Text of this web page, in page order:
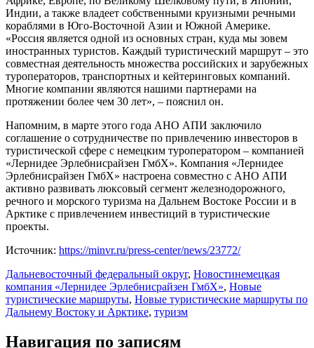
Индии, а также владеет собственными круизными речными
кораблями в Юго-Восточной Азии и Южной Америке.
«Россия является одной из основных стран, куда мы зовем
иностранных туристов. Каждый туристический маршрут – это
совместная деятельность множества российских и зарубежных
туроператоров, транспортных и кейтеринговых компаний.
Многие компании являются нашими партнерами на
протяжении более чем 30 лет», – пояснил он.
Напомним, в марте этого года АНО АПИ заключило
соглашение о сотрудничестве по привлечению инвесторов в
туристической сфере с немецким туроператором – компанией
«Лернидее Эрлебнисрайзен ГмбХ». Компания «Лернидее
Эрлебнисрайзен ГмбХ» настроена совместно с АНО АПИ
активно развивать люксовый сегмент железнодорожного,
речного и морского туризма на Дальнем Востоке России и в
Арктике с привлечением инвестиций в туристические
проекты.
Источник: https://minvr.ru/press-center/news/23772/
Дальневосточный федеральный округ, Новостинемецкая
компания «Лернидее Эрлебнисрайзен ГмбХ», Новые
туристические маршруты, Новые туристические маршруты по
Дальнему Востоку и Арктике, туризм
Навигация по записям